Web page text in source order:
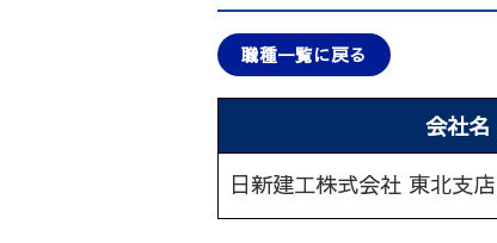
職種一覧に戻る
会社名
日新建工株式会社 東北支店